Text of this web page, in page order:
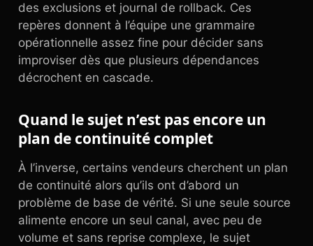
des exclusions et journal de rollback. Ces
repères donnent à l’équipe une grammaire
opérationnelle assez fine pour décider sans
improviser dès que plusieurs dépendances
décrochent en cascade.
Quand le sujet n’est pas encore un
plan de continuité complet
À l’inverse, certains vendeurs cherchent un plan
de continuité alors qu’ils ont d’abord un
problème de base de vérité. Si une seule source
alimente encore un seul canal, avec peu de
volume et sans reprise complexe, le sujet